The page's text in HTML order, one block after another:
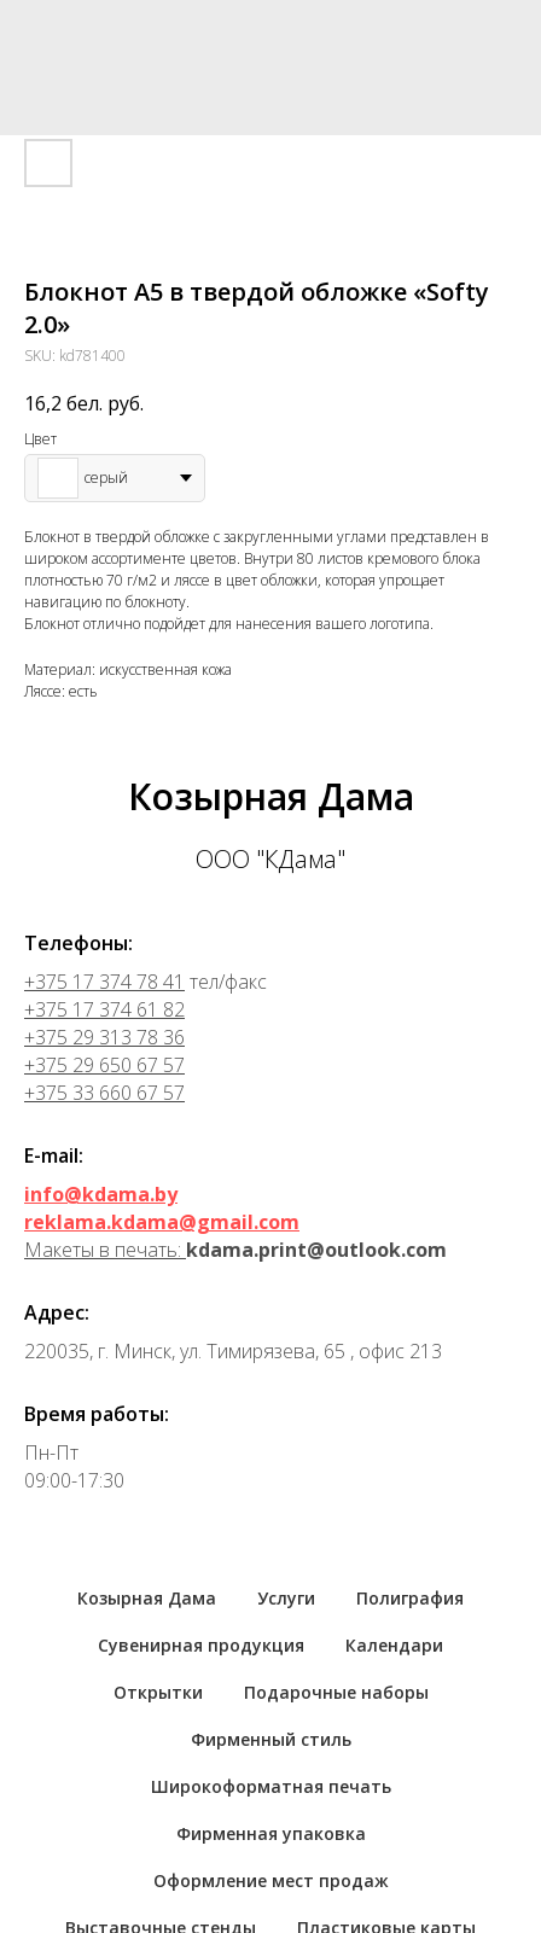
Блокнот A5 в твердой обложке «Softy
2.0»
SKU: kd781400
16,2 бел. руб.
Цвет
серый
Блокнот в твердой обложке с закругленными углами представлен в
широком ассортименте цветов. Внутри 80 листов кремового блока
плотностью 70 г/м2 и ляссе в цвет обложки, которая упрощает
навигацию по блокноту.
Блокнот отлично подойдет для нанесения вашего логотипа.
Материал: искусственная кожа
Ляссе: есть
Козырная Дама
ООО "КДама"
Телефоны:
+375 17 374 78 41 тел/факс
+375 17 374 61 82
+375 29 313 78 36
+375 29 650 67 57
+375 33 660 67 57
E-mail:
info@kdama.by
reklama.kdama@gmail.com
Макеты в печать: kdama.print@outlook.com
Адрес:
220035, г. Минск, ул. Тимирязева, 65 , офис 213
Время работы:
Пн-Пт
09:00-17:30
Козырная Дама Услуги Полиграфия
Сувенирная продукция Календари
Открытки Подарочные наборы
Фирменный стиль
Широкоформатная печать
Фирменная упаковка
Оформление мест продаж
Выставочные стенды Пластиковые карты